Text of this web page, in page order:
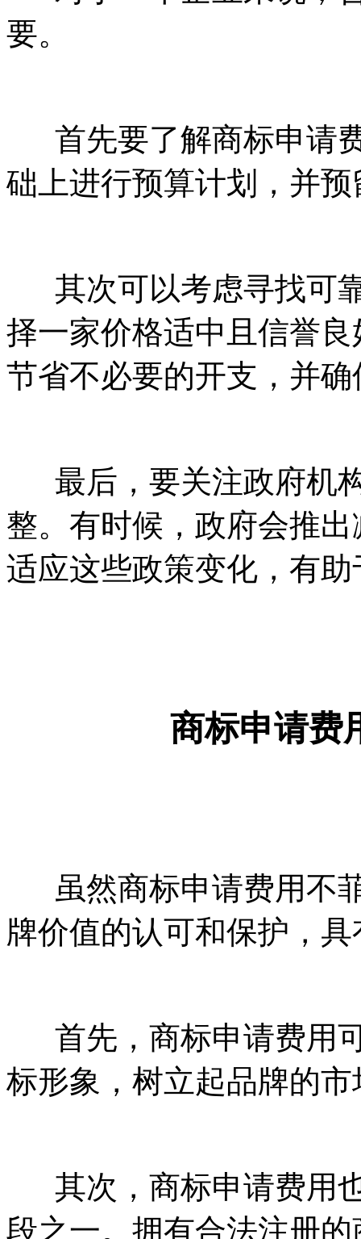
要。
首先要了解商标申请
础上进行预算计划，并
其次可以考虑寻找可
择一家价格适中且信誉
节省不必要的开支，并
最后，要关注政府机
整。有时候，政府会推
适应这些政策变化，有
商标申请费
虽然商标申请费用不
牌价值的认可和保护，
首先，商标申请费用
标形象，树立起品牌的
其次，商标申请费用
段之一。拥有合法注册